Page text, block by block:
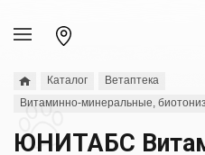
Каталог
Ветаптека
Витаминно-минеральные,
ЮНИТАБС